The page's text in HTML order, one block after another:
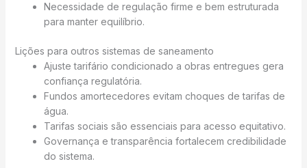
Necessidade de regulação firme e bem estruturada
para manter equilíbrio.
Lições para outros sistemas de saneamento
Ajuste tarifário condicionado a obras entregues gera
confiança regulatória.
Fundos amortecedores evitam choques de tarifas de
água.
Tarifas sociais são essenciais para acesso equitativo.
Governança e transparência fortalecem credibilidade
do sistema.